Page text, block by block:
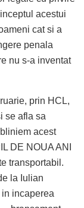
acestui
cat si a
penala
nu s-a inventat
prin HCL,
se afla sa
acest
DE NOUA ANI
transportabil.
la Iulian
incaperea